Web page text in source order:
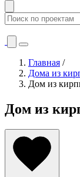
Главная /
Дома из
Дом из
Дом из